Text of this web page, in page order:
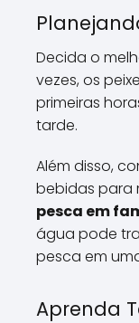
Decida o
vezes, os
primeiras
tarde.
Além disso,
bebidas para
pesca em
água pode
pesca em
Aprenda